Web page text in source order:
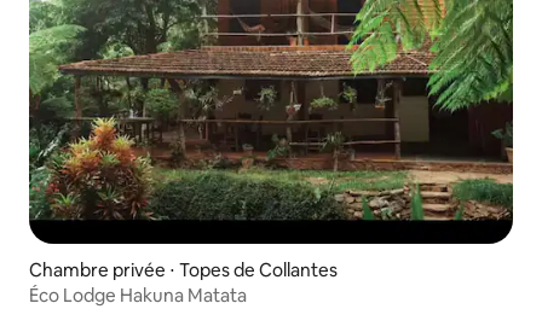
Chambre privée ⋅ Topes de Collantes
Éco Lodge Hakuna Matata